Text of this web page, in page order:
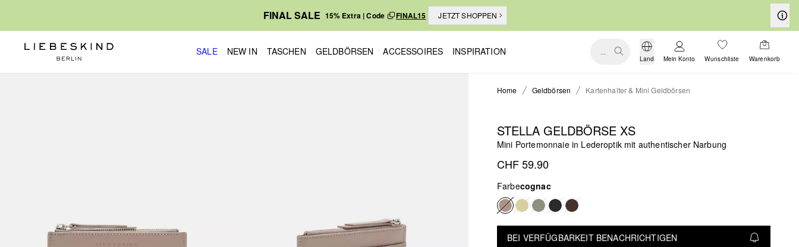
FINAL SALE 15% Extra | Code FINAL15 JETZT SHOPPEN
SALE NEW IN TASCHEN GELDBÖRSEN ACCESSOIRES INSPIRATION ...
Land Mein Konto Wunschliste Warenkorb
Home Geldbörsen Kartenhalter & Mini Geldbörsen
STELLA GELDBÖRSE XS
Mini Portemonnaie in Lederoptik mit authentischer Narbung
CHF 59.90
Farbecognac
BEI VERFÜGBARKEIT BENACHRICHTIGEN